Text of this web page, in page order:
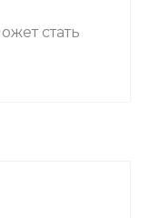
стать